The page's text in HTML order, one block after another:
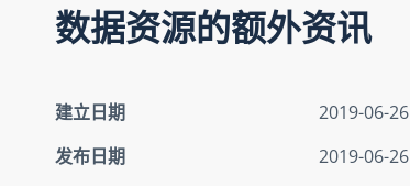
数据资源的额外资讯
建立日期
2019-06-26
发布日期
2019-06-26